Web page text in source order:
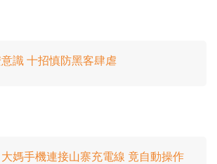
識 十招慎防黑客肆虐
大媽手機連接山寨充電線 竟自動操作